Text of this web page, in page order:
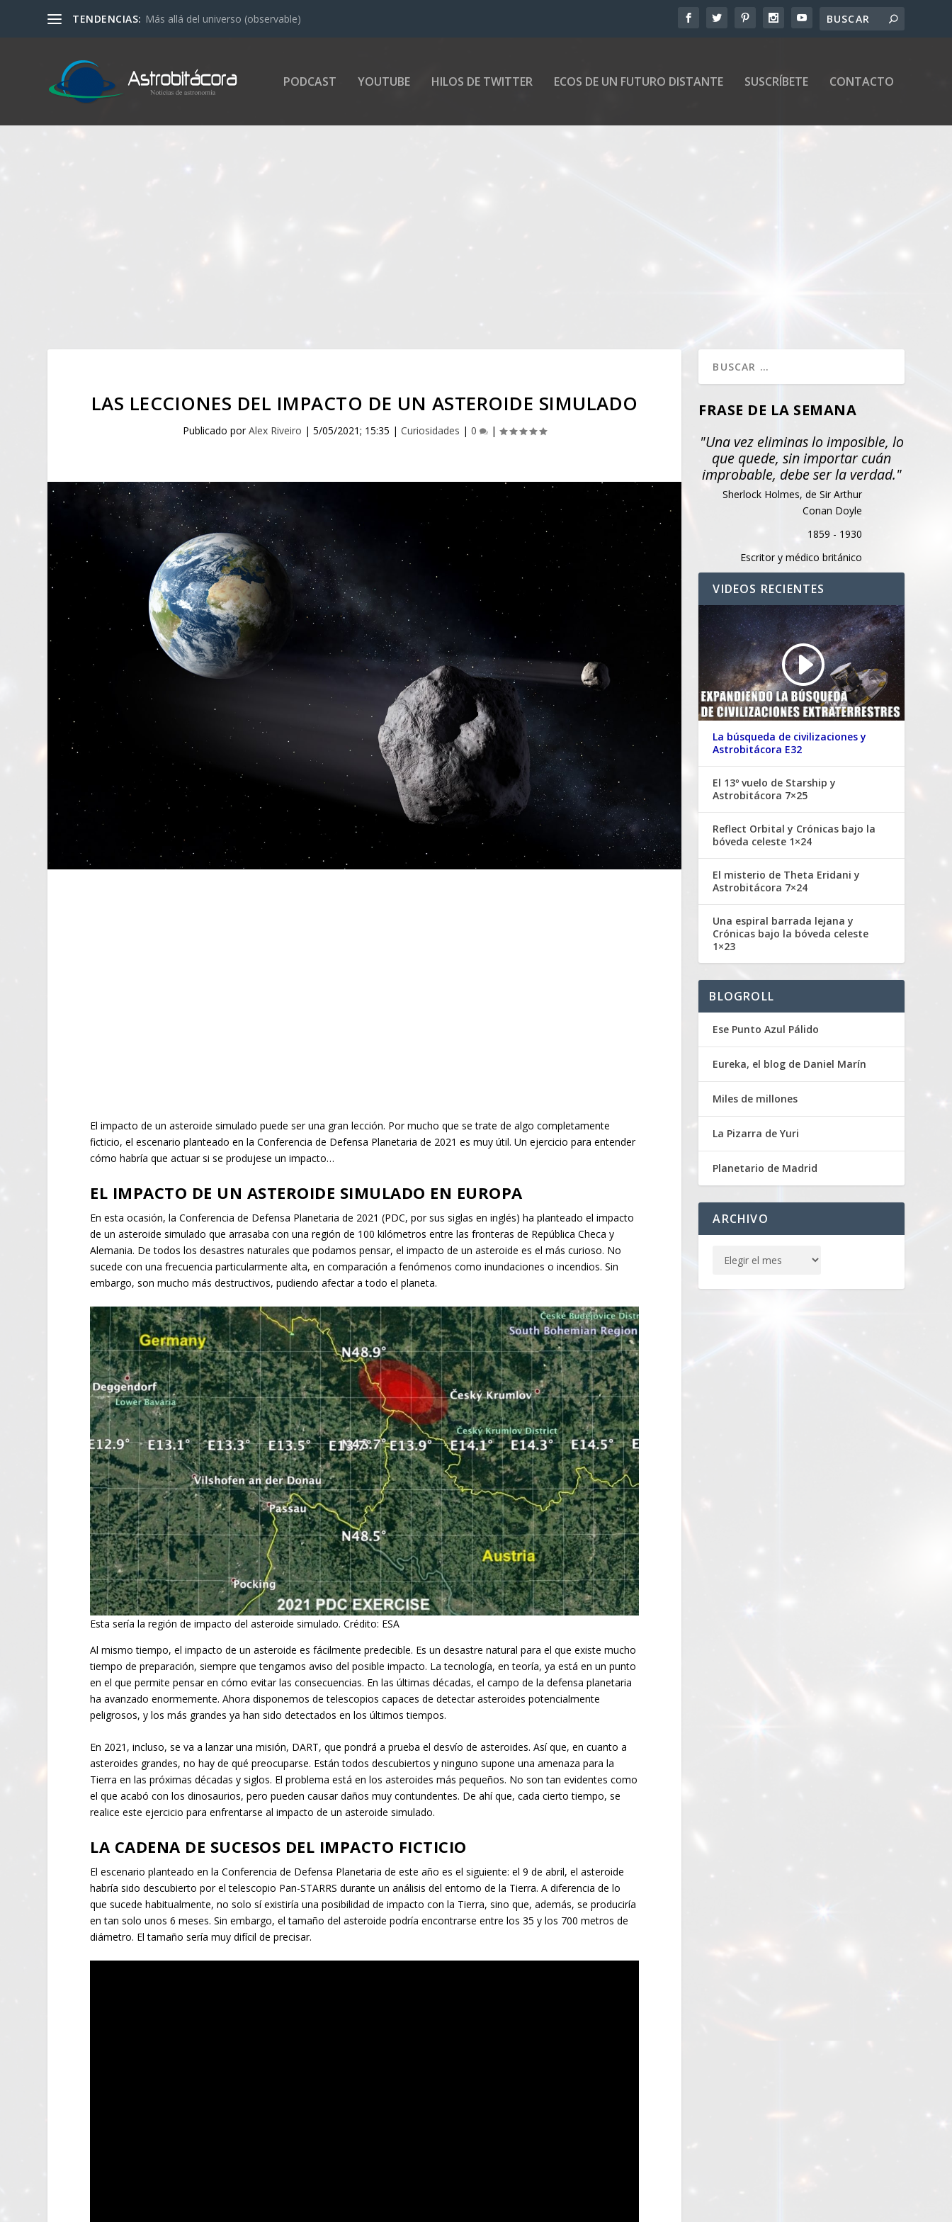
TENDENCIAS: Más allá del universo (observable)
PODCAST YOUTUBE HILOS DE TWITTER ECOS DE UN FUTURO DISTANTE SUSCRÍBETE CONTACTO
LAS LECCIONES DEL IMPACTO DE UN ASTEROIDE SIMULADO
Publicado porAlex Riveiro |5/05/2021; 15:35 |Curiosidades |0 |
El impacto de un asteroide simulado puede ser una gran lección. Por mucho que se trate de algo completamente
ficticio, el escenario planteado en la Conferencia de Defensa Planetaria de 2021 es muy útil. Un ejercicio para entender
cómo habría que actuar si se produjese un impacto…
EL IMPACTO DE UN ASTEROIDE SIMULADO EN EUROPA
En esta ocasión, la Conferencia de Defensa Planetaria de 2021 (PDC, por sus siglas en inglés) ha planteado el impacto
de un asteroide simulado que arrasaba con una región de 100 kilómetros entre las fronteras de República Checa y
Alemania. De todos los desastres naturales que podamos pensar, el impacto de un asteroide es el más curioso. No
sucede con una frecuencia particularmente alta, en comparación a fenómenos como inundaciones o incendios. Sin
embargo, son mucho más destructivos, pudiendo afectar a todo el planeta.
Esta sería la región de impacto del asteroide simulado. Crédito: ESA
Al mismo tiempo, el impacto de un asteroide es fácilmente predecible. Es un desastre natural para el que existe mucho
tiempo de preparación, siempre que tengamos aviso del posible impacto. La tecnología, en teoría, ya está en un punto
en el que permite pensar en cómo evitar las consecuencias. En las últimas décadas, el campo de la defensa planetaria
ha avanzado enormemente. Ahora disponemos de telescopios capaces de detectar asteroides potencialmente
peligrosos, y los más grandes ya han sido detectados en los últimos tiempos.
En 2021, incluso, se va a lanzar una misión, DART, que pondrá a prueba el desvío de asteroides. Así que, en cuanto a
asteroides grandes, no hay de qué preocuparse. Están todos descubiertos y ninguno supone una amenaza para la
Tierra en las próximas décadas y siglos. El problema está en los asteroides más pequeños. No son tan evidentes como
el que acabó con los dinosaurios, pero pueden causar daños muy contundentes. De ahí que, cada cierto tiempo, se
realice este ejercicio para enfrentarse al impacto de un asteroide simulado.
LA CADENA DE SUCESOS DEL IMPACTO FICTICIO
El escenario planteado en la Conferencia de Defensa Planetaria de este año es el siguiente: el 9 de abril, el asteroide
habría sido descubierto por el telescopio Pan-STARRS durante un análisis del entorno de la Tierra. A diferencia de lo
que sucede habitualmente, no solo sí existiría una posibilidad de impacto con la Tierra, sino que, además, se produciría
en tan solo unos 6 meses. Sin embargo, el tamaño del asteroide podría encontrarse entre los 35 y los 700 metros de
diámetro. El tamaño sería muy difícil de precisar.
FRASE DE LA SEMANA
"Una vez eliminas lo imposible, lo
que quede, sin importar cuán
improbable, debe ser la verdad."
Sherlock Holmes, de Sir Arthur
Conan Doyle
1859 - 1930
Escritor y médico británico
VIDEOS RECIENTES
La búsqueda de civilizaciones y
Astrobitácora E32
El 13º vuelo de Starship y
Astrobitácora 7×25
Reflect Orbital y Crónicas bajo la
bóveda celeste 1×24
El misterio de Theta Eridani y
Astrobitácora 7×24
Una espiral barrada lejana y
Crónicas bajo la bóveda celeste
1×23
BLOGROLL
Ese Punto Azul Pálido
Eureka, el blog de Daniel Marín
Miles de millones
La Pizarra de Yuri
Planetario de Madrid
ARCHIVO